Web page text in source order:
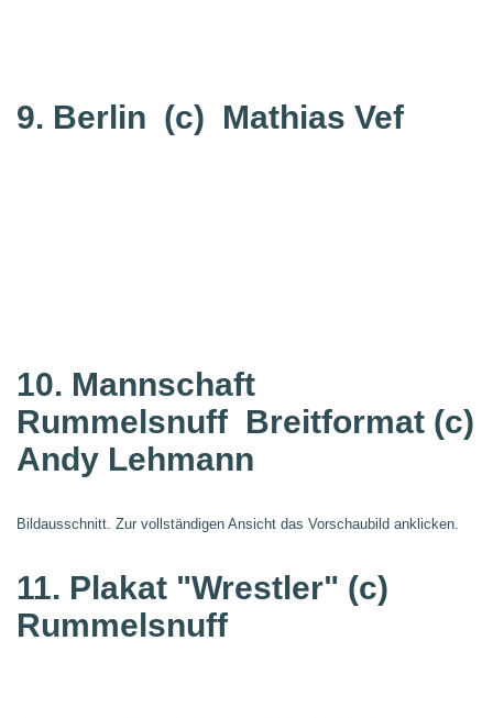
9. Berlin (c) Mathias Vef
10. Mannschaft
Rummelsnuff Breitformat (c)
Andy Lehmann
Bildausschnitt. Zur vollständigen Ansicht das Vorschaubild anklicken.
11. Plakat "Wrestler" (c)
Rummelsnuff